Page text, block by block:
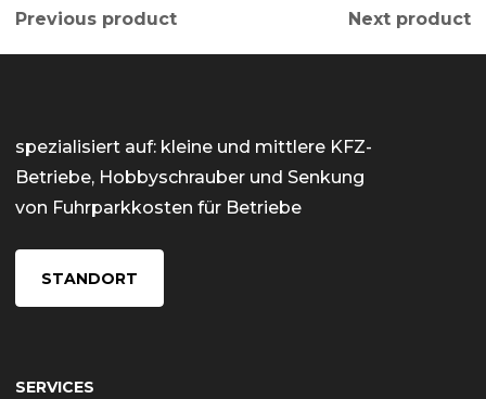
Previous product Next product
spezialisiert auf: kleine und mittlere KFZ-
Betriebe, Hobbyschrauber und Senkung
von Fuhrparkkosten für Betriebe
STANDORT
SERVICES